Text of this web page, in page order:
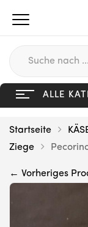
ALLE
Startseite
Ziege
← Vorheriges